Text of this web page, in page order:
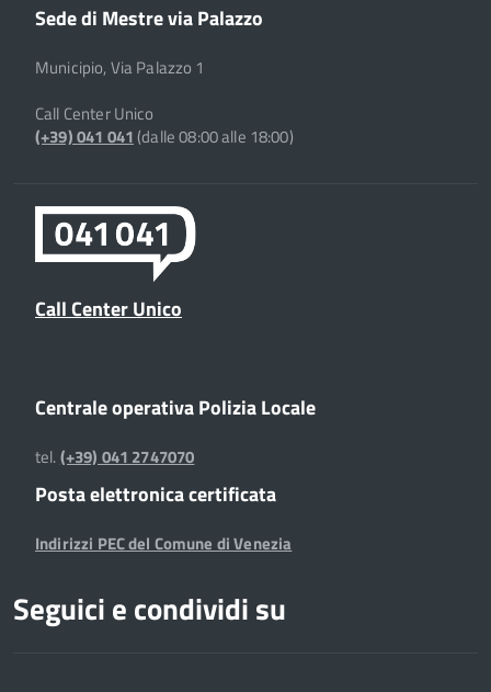
Sede di Mestre via Palazzo
Municipio, Via Palazzo 1
Call Center Unico
(+39) 041 041(dalle 08:00 alle 18:00)
Call Center Unico
Centrale operativa Polizia Locale
tel.(+39) 041 2747070
Posta elettronica certificata
Indirizzi PEC del Comune di Venezia
Seguici e condividi su